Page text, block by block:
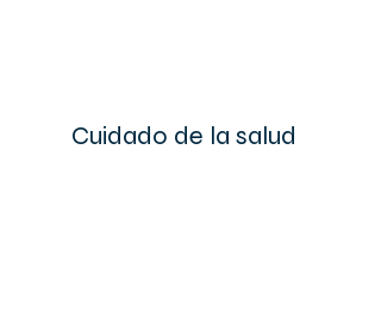
Cuidado de la salud